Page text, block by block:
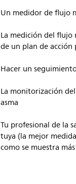
Un medidor de flujo
La medición del
de un plan de
Hacer un
La monitorización
asma
Tu profesional de la
tuya (la mejor
como se muestra